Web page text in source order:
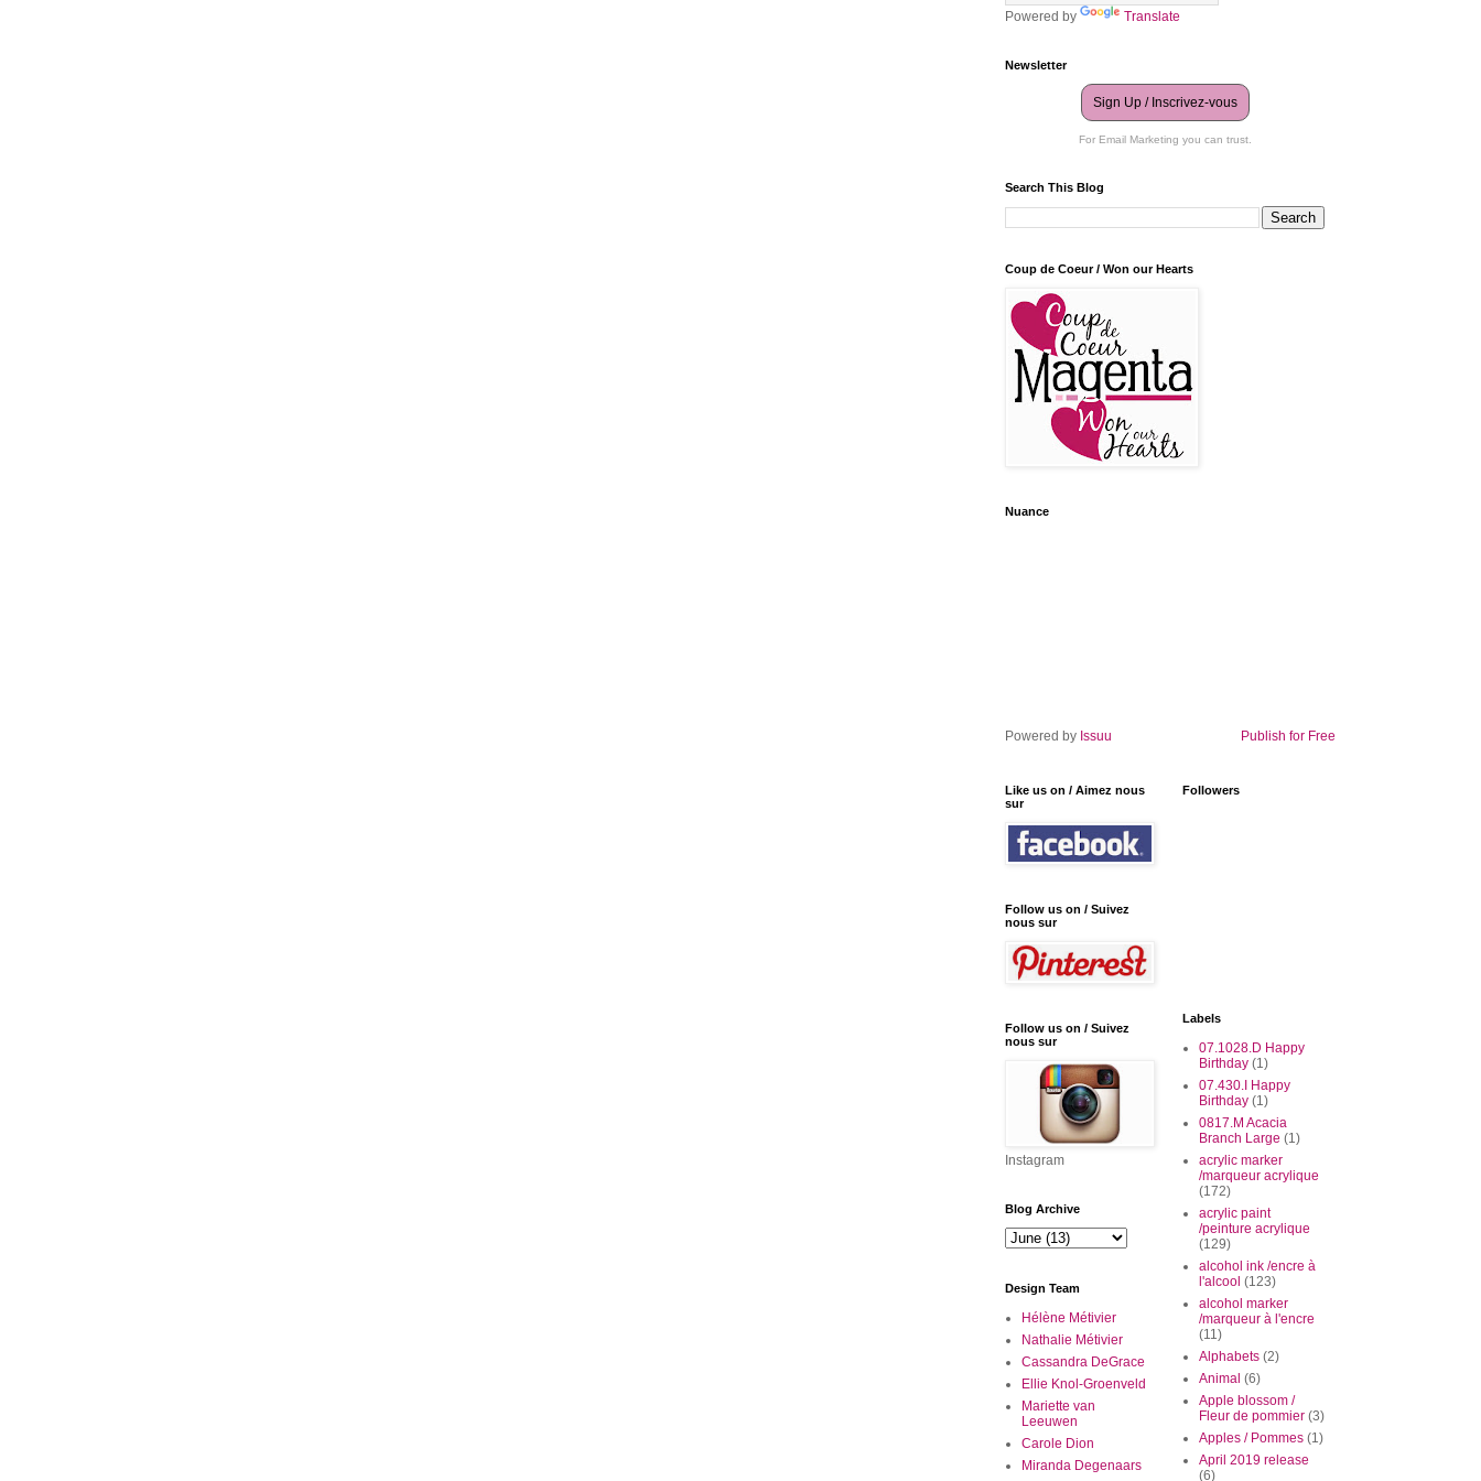
Powered by Translate
Newsletter
Sign Up / Inscrivez-vous
For Email Marketing you can trust.
Search This Blog
Coup de Coeur / Won our Hearts
Nuance
Powered by Issuu Publish for Free
Like us on / Aimez nous
sur
Follow us on / Suivez
nous sur
Follow us on / Suivez
nous sur
Instagram
Blog Archive
Design Team
Hélène Métivier
Nathalie Métivier
Cassandra DeGrace
Ellie Knol-Groenveld
Mariette van
Leeuwen
Carole Dion
Miranda Degenaars
Followers
Labels
07.1028.D Happy
Birthday (1)
07.430.I Happy
Birthday (1)
0817.M Acacia
Branch Large (1)
acrylic marker
/marqueur acrylique
(172)
acrylic paint
/peinture acrylique
(129)
alcohol ink /encre à
l'alcool (123)
alcohol marker
/marqueur à l'encre
(11)
Alphabets (2)
Animal (6)
Apple blossom /
Fleur de pommier (3)
Apples / Pommes (1)
April 2019 release
(6)